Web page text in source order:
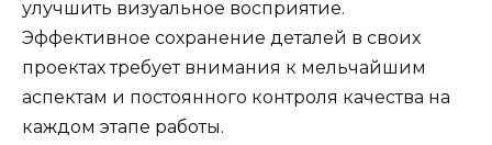
улучшить визуальное восприятие.
Эффективное сохранение деталей в своих
проектах требует внимания к мельчайшим
аспектам и постоянного контроля качества на
каждом этапе работы.